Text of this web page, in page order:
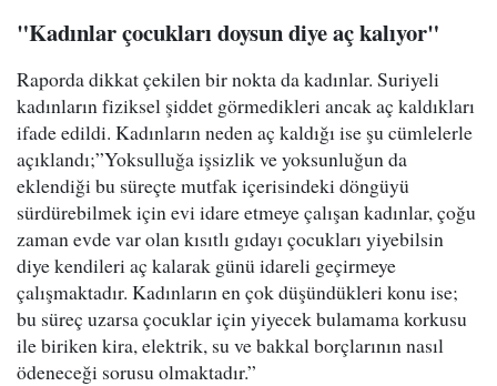
"Kadınlar çocukları doysun diye aç kalıyor"
Raporda dikkat çekilen bir nokta da kadınlar. Suriyeli
kadınların fiziksel şiddet görmedikleri ancak aç kaldıkları
ifade edildi. Kadınların neden aç kaldığı ise şu cümlelerle
açıklandı;”Yoksulluğa işsizlik ve yoksunluğun da
eklendiği bu süreçte mutfak içerisindeki döngüyü
sürdürebilmek için evi idare etmeye çalışan kadınlar, çoğu
zaman evde var olan kısıtlı gıdayı çocukları yiyebilsin
diye kendileri aç kalarak günü idareli geçirmeye
çalışmaktadır. Kadınların en çok düşündükleri konu ise;
bu süreç uzarsa çocuklar için yiyecek bulamama korkusu
ile biriken kira, elektrik, su ve bakkal borçlarının nasıl
ödeneceği sorusu olmaktadır.”